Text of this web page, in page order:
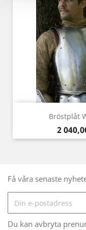
Bröstplåt
Pris
2
Få våra senaste
Du kan avbryta